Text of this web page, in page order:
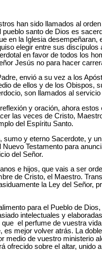
han sido llamados al
pueblo santo de Dios es
en la Iglesia
elegir entre sus
en favor de todos los
Jesús no para hacer
envió a su vez a los
de ellos y de los Obispos,
son llamados al
y oración, ahora
las veces de Cristo,
del Espíritu Santo.
sumo y eterno Sacerdote, y
Testamento para
del Señor.
e hijos, que vais a ser
de Cristo, el Maestro.
la Ley del Señor,
para el Pueblo de
intelectuales y
el perfume de vuestra
es mejor volver atrás. La
medio de vuestro ministerio
ofrecido sobre el altar, unido